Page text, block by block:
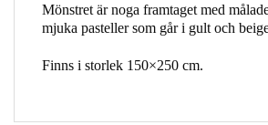
Mönstret är noga framtaget med
mjuka pasteller som går i gult och
Finns i storlek 150×250 cm.